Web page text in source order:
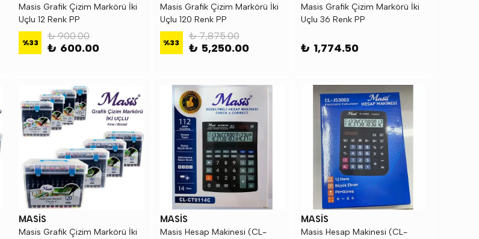
Masis Grafik Çizim Markörü İki
Uçlu 12 Renk PP
%33
₺ 900.00
₺ 600.00
Masis Grafik Çizim Markörü İki
Uçlu 120 Renk PP
%33
₺ 7,875.00
₺ 5,250.00
Masis Grafik Çizim Markörü İki
Uçlu 36 Renk PP
₺ 1,774.50
MASİS
Masis Grafik Çizim Markörü İki
MASİS
Masis Hesap Makinesi (CL-
MASİS
Masis Hesap Makinesi (CL-